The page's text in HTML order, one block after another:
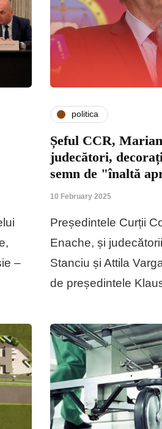
–
politica
Șeful CCR,
judecători,
semn de "înaltă
10 February 2025
Președintele Curții
Enache, și
Stanciu și Attila
de președintele